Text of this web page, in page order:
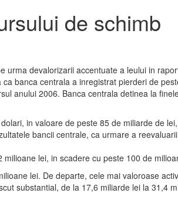
de schimb
devalorizarii accentuate a leului in
banca centrala a inregistrat pierderi de
anului 2006. Banca centrala detinea la
in valoare de peste 85 de miliarde de
bancii centrale, ca urmare a
lei, in scadere cu peste 100 de
lei. De departe, cele mai valoroase
substantial, de la 17,6 miliarde lei la 31,4